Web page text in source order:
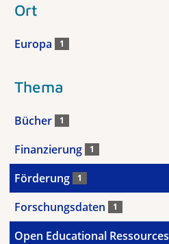
Ort
Europa 1
Thema
Bücher 1
Finanzierung 1
Förderung 1
Forschungsdaten 1
Open Educational Ressources